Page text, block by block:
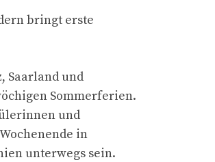
bringt erste
Saarland und
Sommerferien.
und
in
unterwegs sein.